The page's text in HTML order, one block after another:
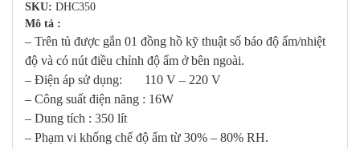
SKU: DHC350
Mô tả :
– Trên tủ được gắn 01 đồng hồ kỹ thuật số báo độ ẩm/nhiệt
độ và có nút điều chỉnh độ ẩm ở bên ngoài.
– Điện áp sử dụng: 110 V – 220 V
– Công suất điện năng : 16W
– Dung tích : 350 lít
– Phạm vi khống chế độ ẩm từ 30% – 80% RH.